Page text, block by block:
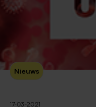
Nieuws
17-03-2021